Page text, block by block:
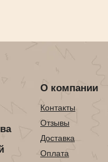
О компании
Контакты
Отзывы
Доставка
Оплата